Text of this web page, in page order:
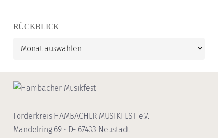
RÜCKBLICK
Rückblick
Förderkreis HAMBACHER MUSIKFEST e.V.
Mandelring 69 • D- 67433 Neustadt